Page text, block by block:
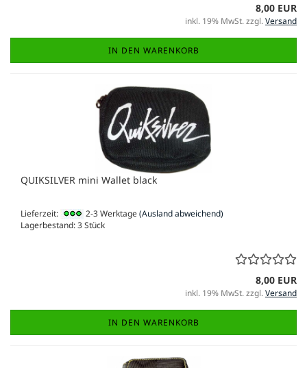
8,00 EUR
inkl. 19% MwSt. zzgl.Versand
IN DEN WARENKORB
QUIKSILVER mini Wallet black
Lieferzeit: 2-3 Werktage(Ausland abweichend)
Lagerbestand: 3 Stück
8,00 EUR
inkl. 19% MwSt. zzgl.Versand
IN DEN WARENKORB